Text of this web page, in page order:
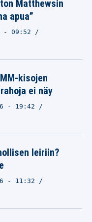
Matthewsin
apua”
- 09:52
kisojen
ei näy
- 19:42
leiriin?
- 11:32